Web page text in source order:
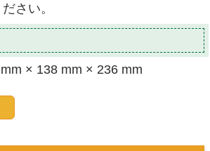
さい。
× 138 mm × 236 mm